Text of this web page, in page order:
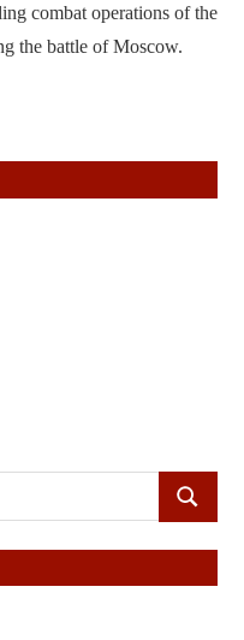
combat operations of the
the battle of Moscow.
ПОИСК